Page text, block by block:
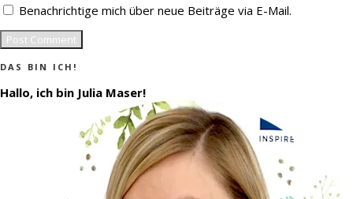
Benachrichtige mich über neue Beiträge via E-Mail.
DAS BIN ICH!
Hallo, ich bin Julia Maser!